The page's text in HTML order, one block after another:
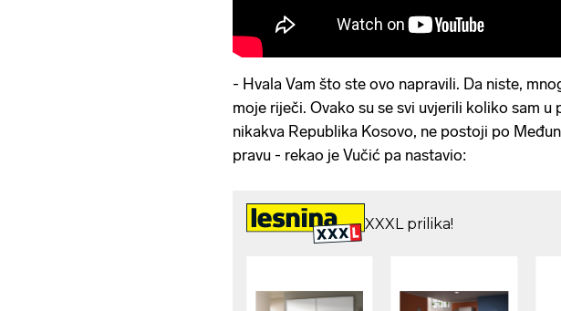
- Hvala Vam što ste ovo napravili. Da niste,
moje riječi. Ovako su se svi uvjerili koliko sam u
nikakva Republika Kosovo, ne postoji po
pravu - rekao je Vučić pa nastavio: